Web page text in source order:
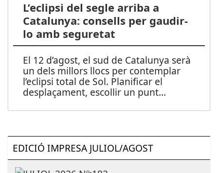
L’eclipsi del segle arriba a
Catalunya: consells per gaudir-
lo amb seguretat
El 12 d’agost, el sud de Catalunya serà
un dels millors llocs per contemplar
l’eclipsi total de Sol. Planificar el
desplaçament, escollir un punt...
EDICIÓ IMPRESA JULIOL/AGOST